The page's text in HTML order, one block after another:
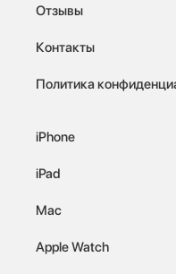
Отзывы
Контакты
Политика
iPhone
iPad
Mac
Apple Watch